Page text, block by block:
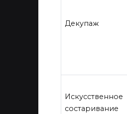
Декупаж
Искусственное
состаривание